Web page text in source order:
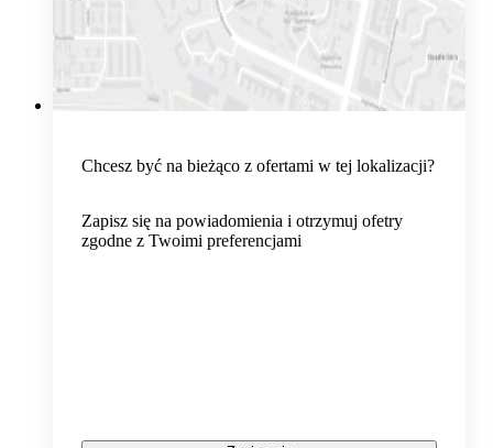
Chcesz być na bieżąco z ofertami w tej lokalizacji?
Zapisz się na powiadomienia i otrzymuj ofetry
zgodne z Twoimi preferencjami